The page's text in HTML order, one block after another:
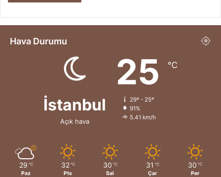
Hava Durumu
İstanbul
Açık hava
25 ℃
29º - 25º
91%
5.41 km/h
29 ℃
Paz
32 ℃
Pts
30 ℃
Sal
31 ℃
Çar
30 ℃
Per